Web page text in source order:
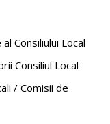
Consiliului Local
Consiliul Local
/ Comisii de